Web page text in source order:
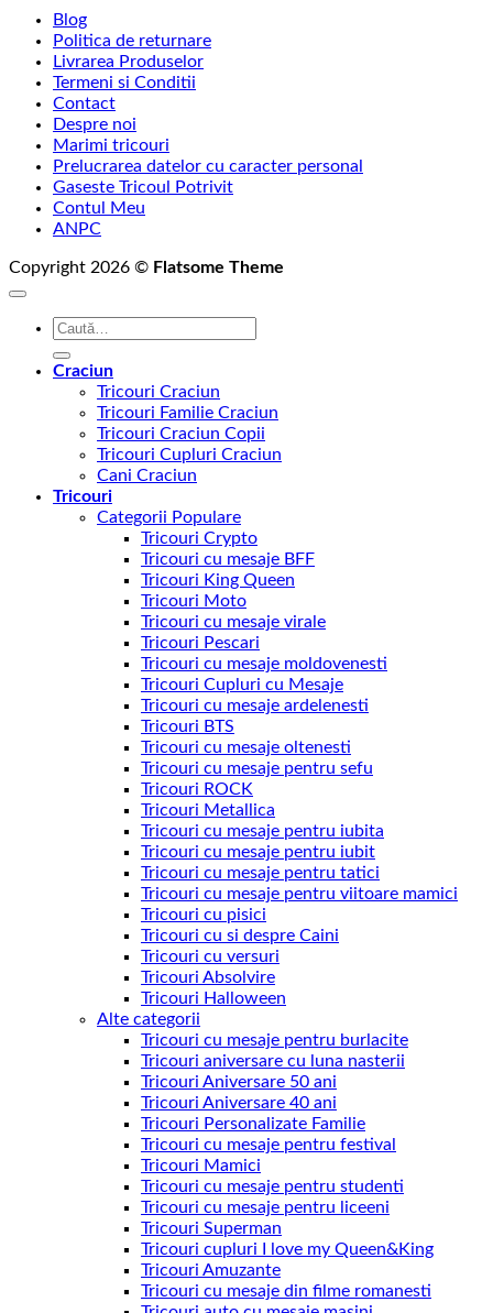
129,00 lei
până
la
Blog
Politica de returnare
Livrarea Produselor
Termeni si Conditii
Contact
Despre noi
Marimi tricouri
Prelucrarea datelor cu caracter personal
Gaseste Tricoul Potrivit
Contul Meu
ANPC
Copyright 2026 © Flatsome Theme
Caută
Craciun
Tricouri Craciun
Tricouri Familie Craciun
Tricouri Craciun Copii
Tricouri Cupluri Craciun
Cani Craciun
Tricouri
Categorii Populare
Tricouri Crypto
Tricouri cu mesaje BFF
Tricouri King Queen
Tricouri Moto
Tricouri cu mesaje virale
Tricouri Pescari
Tricouri cu mesaje moldovenesti
Tricouri Cupluri cu Mesaje
Tricouri cu mesaje ardelenesti
Tricouri BTS
Tricouri cu mesaje oltenesti
Tricouri cu mesaje pentru sefu
Tricouri ROCK
Tricouri Metallica
Tricouri cu mesaje pentru iubita
Tricouri cu mesaje pentru iubit
Tricouri cu mesaje pentru tatici
Tricouri cu mesaje pentru viitoare mamici
Tricouri cu pisici
Tricouri cu si despre Caini
Tricouri cu versuri
Tricouri Absolvire
Tricouri Halloween
Alte categorii
Tricouri cu mesaje pentru burlacite
Tricouri aniversare cu luna nasterii
Tricouri Aniversare 50 ani
Tricouri Aniversare 40 ani
Tricouri Personalizate Familie
Tricouri cu mesaje pentru festival
Tricouri Mamici
Tricouri cu mesaje pentru studenti
Tricouri cu mesaje pentru liceeni
Tricouri Superman
Tricouri cupluri I love my Queen&King
Tricouri Amuzante
Tricouri cu mesaje din filme romanesti